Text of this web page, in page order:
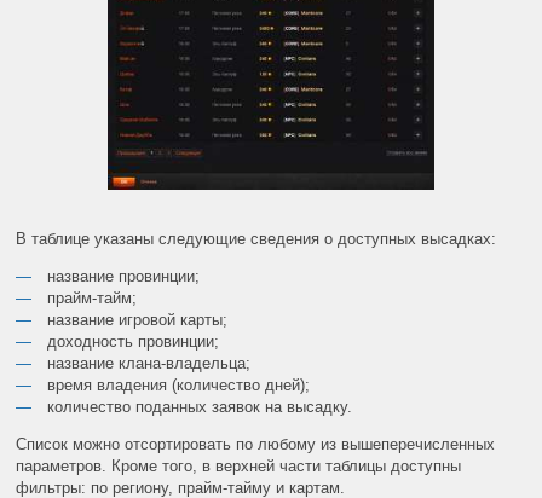
В таблице указаны следующие сведения о доступных высадках:
название провинции;
прайм-тайм;
название игровой карты;
доходность провинции;
название клана-владельца;
время владения (количество дней);
количество поданных заявок на высадку.
Список можно отсортировать по любому из вышеперечисленных
параметров. Кроме того, в верхней части таблицы доступны
фильтры: по региону, прайм-тайму и картам.